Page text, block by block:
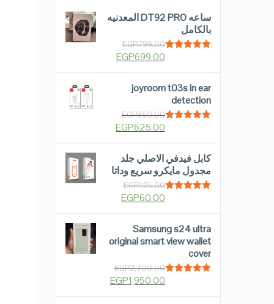
ساعه DT92 PRO المعدنيه
بالكامل
EGP799.00
EGP699.00
joyroom t03s in ear
detection
EGP850.00
EGP625.00
كابل فيدفي الاصلي جلد
مجدول مايكرو سريع وداتا
EGP125.00
EGP60.00
Samsung s24 ultra
original smart view wallet
cover
EGP2,700.00
EGP1,950.00